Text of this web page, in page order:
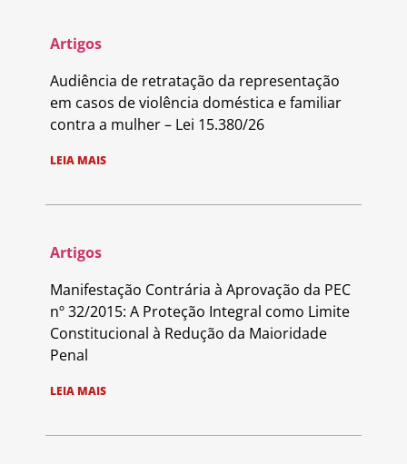
Artigos
Audiência de retratação da representação
em casos de violência doméstica e familiar
contra a mulher – Lei 15.380/26
LEIA MAIS
Artigos
Manifestação Contrária à Aprovação da PEC
nº 32/2015: A Proteção Integral como Limite
Constitucional à Redução da Maioridade
Penal
LEIA MAIS